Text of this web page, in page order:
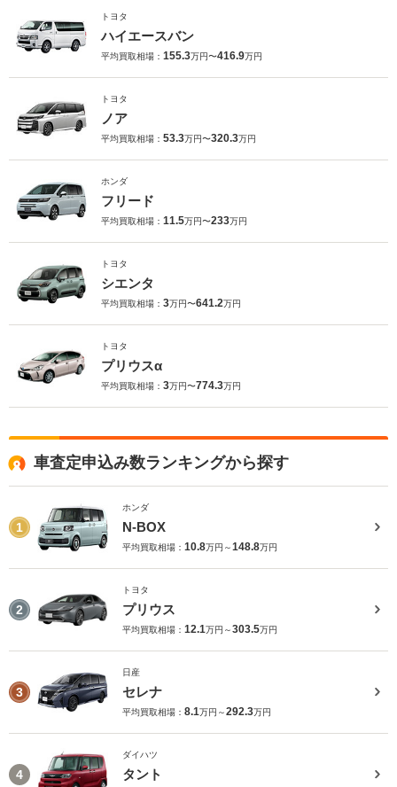
トヨタ
ハイエースバン
平均買取相場： 155.3万円〜416.9万円
トヨタ
ノア
平均買取相場： 53.3万円〜320.3万円
ホンダ
フリード
平均買取相場： 11.5万円〜233万円
トヨタ
シエンタ
平均買取相場： 3万円〜641.2万円
トヨタ
プリウスα
平均買取相場： 3万円〜774.3万円
車査定申込み数ランキングから探す
1
ホンダ
N-BOX
平均買取相場： 10.8万円～148.8万円
2
トヨタ
プリウス
平均買取相場： 12.1万円～303.5万円
3
日産
セレナ
平均買取相場： 8.1万円～292.3万円
4
ダイハツ
タント